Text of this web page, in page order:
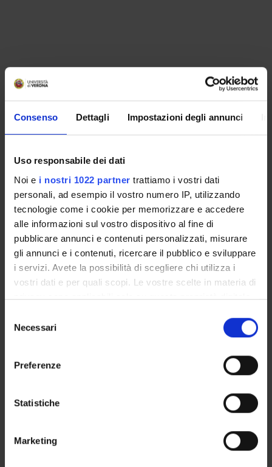
Consenso Dettagli Impostazioni degli annunci
Uso responsabile dei dati
Noi e i nostri 1022 partner trattiamo i vostri dati
personali, ad esempio il vostro numero IP, utilizzando
tecnologie come i cookie per memorizzare e accedere
alle informazioni sul vostro dispositivo al fine di
pubblicare annunci e contenuti personalizzati, misurare
gli annunci e i contenuti, ricercare il pubblico e sviluppare
i servizi. Avete la possibilità di scegliere chi utilizza i
vostri dati e per quali scopi. Le vostre scelte in materia di
privacy sono applicabili solo su questa proprietà digitale
modificare o revocare il proprio consenso in qualsiasi
momento dalla Dichiarazione sui cookie o facendo clic
raccogliere informazioni sulla tua posizione
geografica, con un'approssimazione di qualche
Identificare il tuo dispositivo, scansionandolo
delNecessari
Preferenze
Statistiche
Marketing
ORGANISATION
DEPARTMENT ADMINISTRATION OFFICES
STUDENT ADMINISTRATION OFFICES
DEPARTMENT FACILITIES
RESEARCH LABORATORIES
RESEARCH CENTRES